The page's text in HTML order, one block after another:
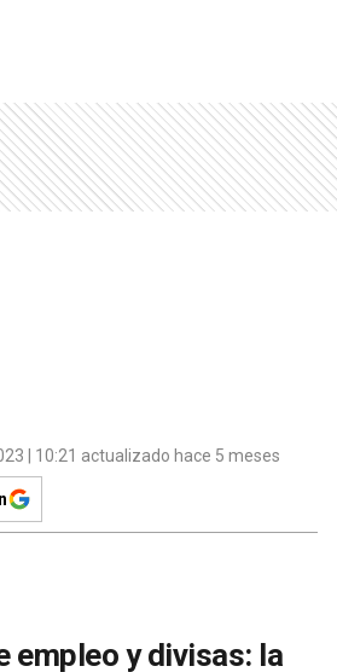
| 10:21 actualizado hace 5 meses
empleo y divisas: la